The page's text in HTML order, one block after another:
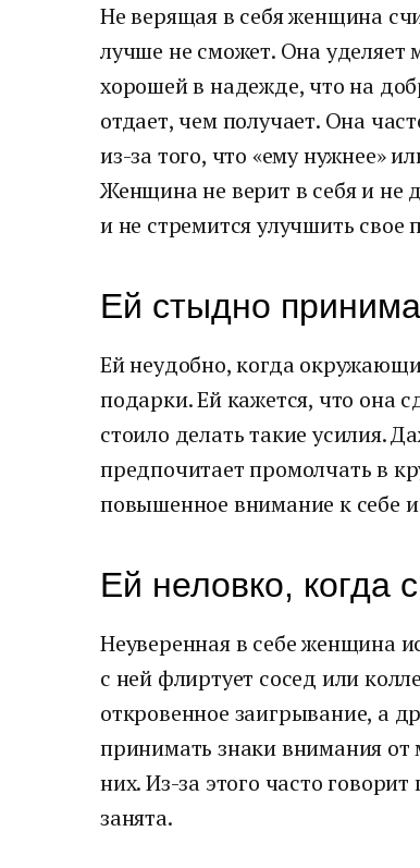
Не верящая в себя женщина
лучше не сможет. Она уделяет
хорошей в надежде, что на
отдает, чем получает. Она
из-за того, что «ему нужнее»
Женщина не верит в себя и не
и не стремится улучшить свое
Ей стыдно
Ей неудобно, когда
подарки. Ей кажется, что она
стоило делать такие усилия.
предпочитает промолчать в
повышенное внимание к себе
Ей неловко, когда
Неуверенная в себе женщина
с ней флиртует сосед или
откровенное заигрывание, а
принимать знаки внимания от
них. Из-за этого часто
занята.